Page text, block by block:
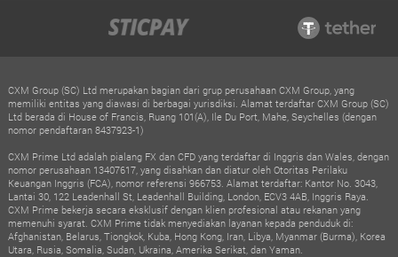
CXM Group (SC) Ltd merupakan bagian dari grup perusahaan CXM Group, yang
memiliki entitas yang diawasi di berbagai yurisdiksi. Alamat terdaftar CXM Group (SC)
Ltd berada di House of Francis, Ruang 101(A), Ile Du Port, Mahe, Seychelles (dengan
nomor pendaftaran 8437923-1)
CXM Prime Ltd adalah pialang FX dan CFD yang terdaftar di Inggris dan Wales, dengan
nomor perusahaan 13407617, yang disahkan dan diatur oleh Otoritas Perilaku
Keuangan Inggris (FCA), nomor referensi 966753. Alamat terdaftar: Kantor No. 3043,
Lantai 30, 122 Leadenhall St, Leadenhall Building, London, ECV3 4AB, Inggris Raya.
CXM Prime bekerja secara eksklusif dengan klien profesional atau rekanan yang
memenuhi syarat. CXM Prime tidak menyediakan layanan kepada penduduk di:
Afghanistan, Belarus, Tiongkok, Kuba, Hong Kong, Iran, Libya, Myanmar (Burma), Korea
Utara, Rusia, Somalia, Sudan, Ukraina, Amerika Serikat, dan Yaman.